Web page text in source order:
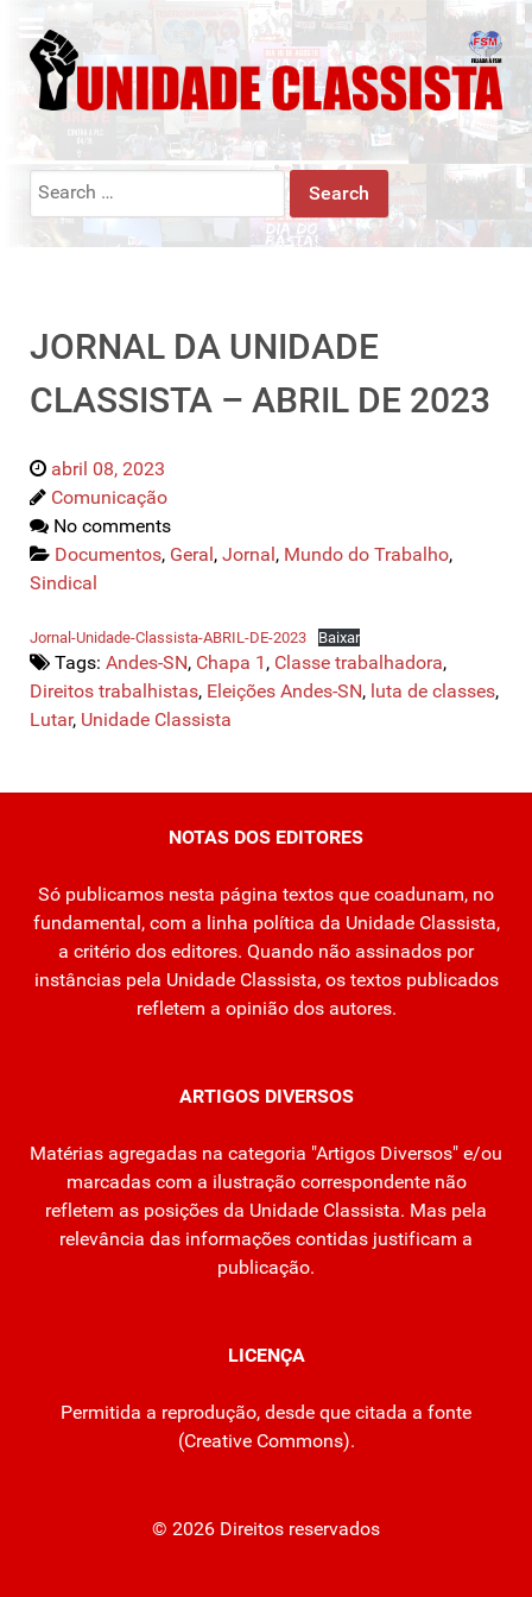
Search
JORNAL DA UNIDADE
CLASSISTA – ABRIL DE 2023
abril 08, 2023
Comunicação
No comments
Documentos, Geral, Jornal, Mundo do Trabalho,
Sindical
Jornal-Unidade-Classista-ABRIL-DE-2023 Baixar
Tags: Andes-SN, Chapa 1 , Classe trabalhadora,
Direitos trabalhistas, Eleições Andes-SN, luta de classes,
Lutar, Unidade Classista
NOTAS DOS EDITORES
Só publicamos nesta página textos que coadunam, no
fundamental, com a linha política da Unidade Classista,
a critério dos editores. Quando não assinados por
instâncias pela Unidade Classista, os textos publicados
refletem a opinião dos autores.
ARTIGOS DIVERSOS
Matérias agregadas na categoria "Artigos Diversos" e/ou
marcadas com a ilustração correspondente não
refletem as posições da Unidade Classista. Mas pela
relevância das informações contidas justificam a
publicação.
LICENÇA
Permitida a reprodução, desde que citada a fonte
(Creative Commons).
© 2026 Direitos reservados